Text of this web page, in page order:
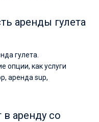
аренды гулета
гулета.
опции, как услуги
аренда sup,
аренду со